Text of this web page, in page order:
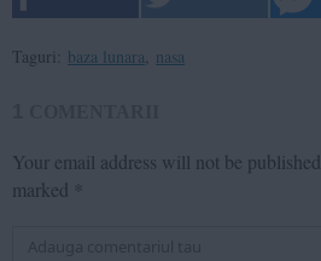
Taguri: baza lunara, nasa
Your email address will not be published.
marked *